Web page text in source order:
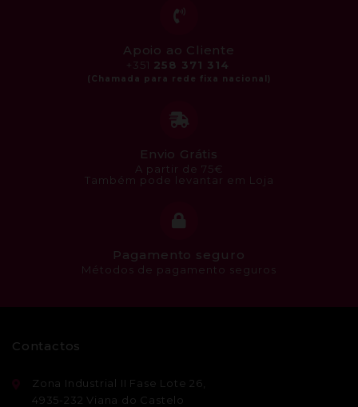
Apoio ao Cliente
+351 258 371 314
Envio Grátis
A partir de 75€
Também pode levantar em Loja
Pagamento seguro
Métodos de pagamento seguros
Contactos
Zona Industrial II Fase Lote 26,
4935-232 Viana do Castelo